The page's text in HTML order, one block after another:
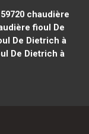
chaudière
fioul De
De Dietrich à
De Dietrich à